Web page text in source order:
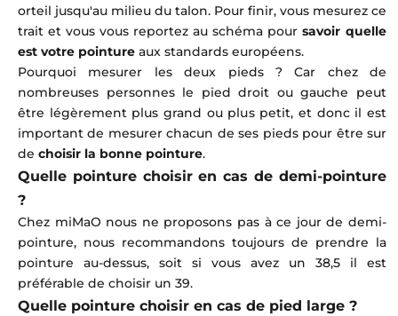
orteil jusqu'au milieu du talon. Pour finir, vous mesurez ce
trait et vous vous reportez au schéma pour savoir quelle
est votre pointure aux standards européens.
Pourquoi mesurer les deux pieds ? Car chez de
nombreuses personnes le pied droit ou gauche peut
être légèrement plus grand ou plus petit, et donc il est
important de mesurer chacun de ses pieds pour être sur
de choisir la bonne pointure.
Quelle pointure choisir en cas de demi-pointure
?
Chez miMaO nous ne proposons pas à ce jour de demi-
pointure, nous recommandons toujours de prendre la
pointure au-dessus, soit si vous avez un 38,5 il est
préférable de choisir un 39.
Quelle pointure choisir en cas de pied large ?